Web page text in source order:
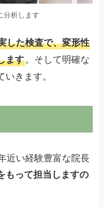
分析します
した検査で、変形性
ます。そして明確な
きます。
近い経験豊富な院長
もって担当しますの